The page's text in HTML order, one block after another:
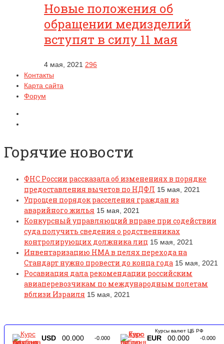
Новые положения об
обращении медизделий
вступят в силу 11 мая
4 мая, 2021 296
Контакты
Карта сайта
Форум
Горячие новости
ФНС России рассказала об изменениях в порядке
предоставления вычетов по НДФЛ 15 мая, 2021
Упрощен порядок расселения граждан из
аварийного жилья 15 мая, 2021
Конкурсный управляющий вправе при содействии
суда получить сведения о родственниках
контролирующих должника лиц 15 мая, 2021
Инвентаризацию НМА в целях перехода на
Стандарт нужно провести до конца года 15 мая, 2021
Росавиация дала рекомендации российским
авиаперевозчикам по международным полетам
вблизи Израиля 15 мая, 2021
Курсы валют ЦБ РФ
USD 00.000 -0.000 EUR 00.000 -0.000